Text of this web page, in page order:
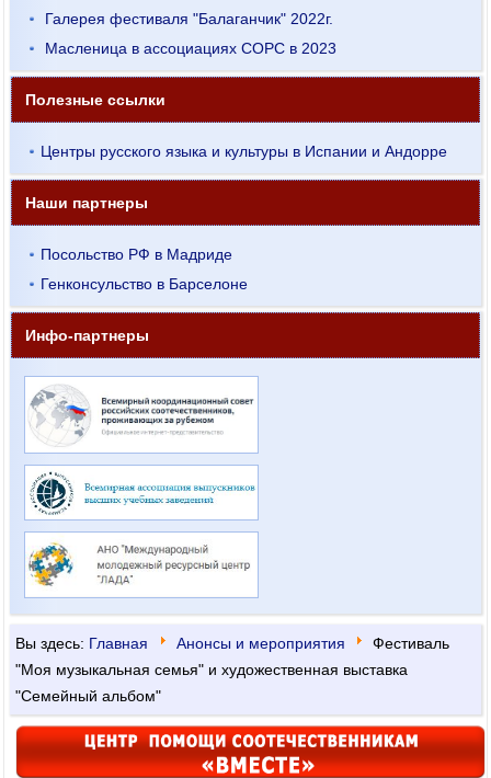
Галерея фестиваля "Балаганчик" 2022г.
Масленица в ассоциациях СОРС в 2023
Полезные ссылки
Центры русского языка и культуры в Испании и Андорре
Наши партнеры
Посольство РФ в Мадриде
Генконсульство в Барселоне
Инфо-партнеры
Вы здесь: Главная Анонсы и мероприятия
Фестиваль
"Моя музыкальная семья" и художественная выставка
"Семейный альбом"